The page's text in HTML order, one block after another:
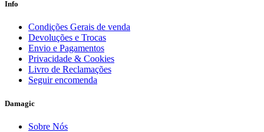
Info
Condições Gerais de venda
Devoluções e Trocas
Envio e Pagamentos
Privacidade & Cookies
Livro de Reclamações
Seguir encomenda
Damagic
Sobre Nós